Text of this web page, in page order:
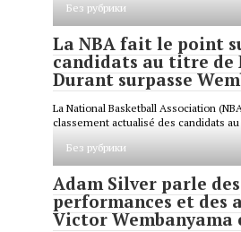
Без рубрики
La NBA fait le point
candidats au titre de
Durant surpasse
La National Basketball Association
classement actualisé des candidats
Без рубрики
Adam Silver parle des
performances et des
Victor Wembanyama